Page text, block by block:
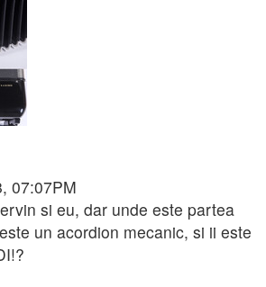
07:07PM
si eu, dar unde este partea
un acordion mecanic, si ii este